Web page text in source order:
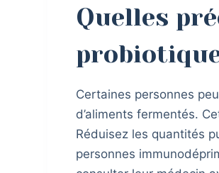
Quelles
Certaines personnes
d’aliments fermentés.
Réduisez les quantités
personnes